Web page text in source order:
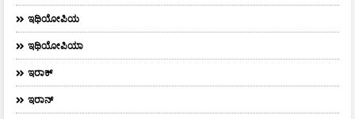
ಇಥಿಯೋಪಿಯ
ಇಥಿಯೋಪಿಯಾ
ಇರಾಕ್‌
ಇರಾನ್